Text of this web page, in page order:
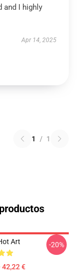
and I highly
Apr 14, 2025
1 / 1
Art
42,22 €
-20%